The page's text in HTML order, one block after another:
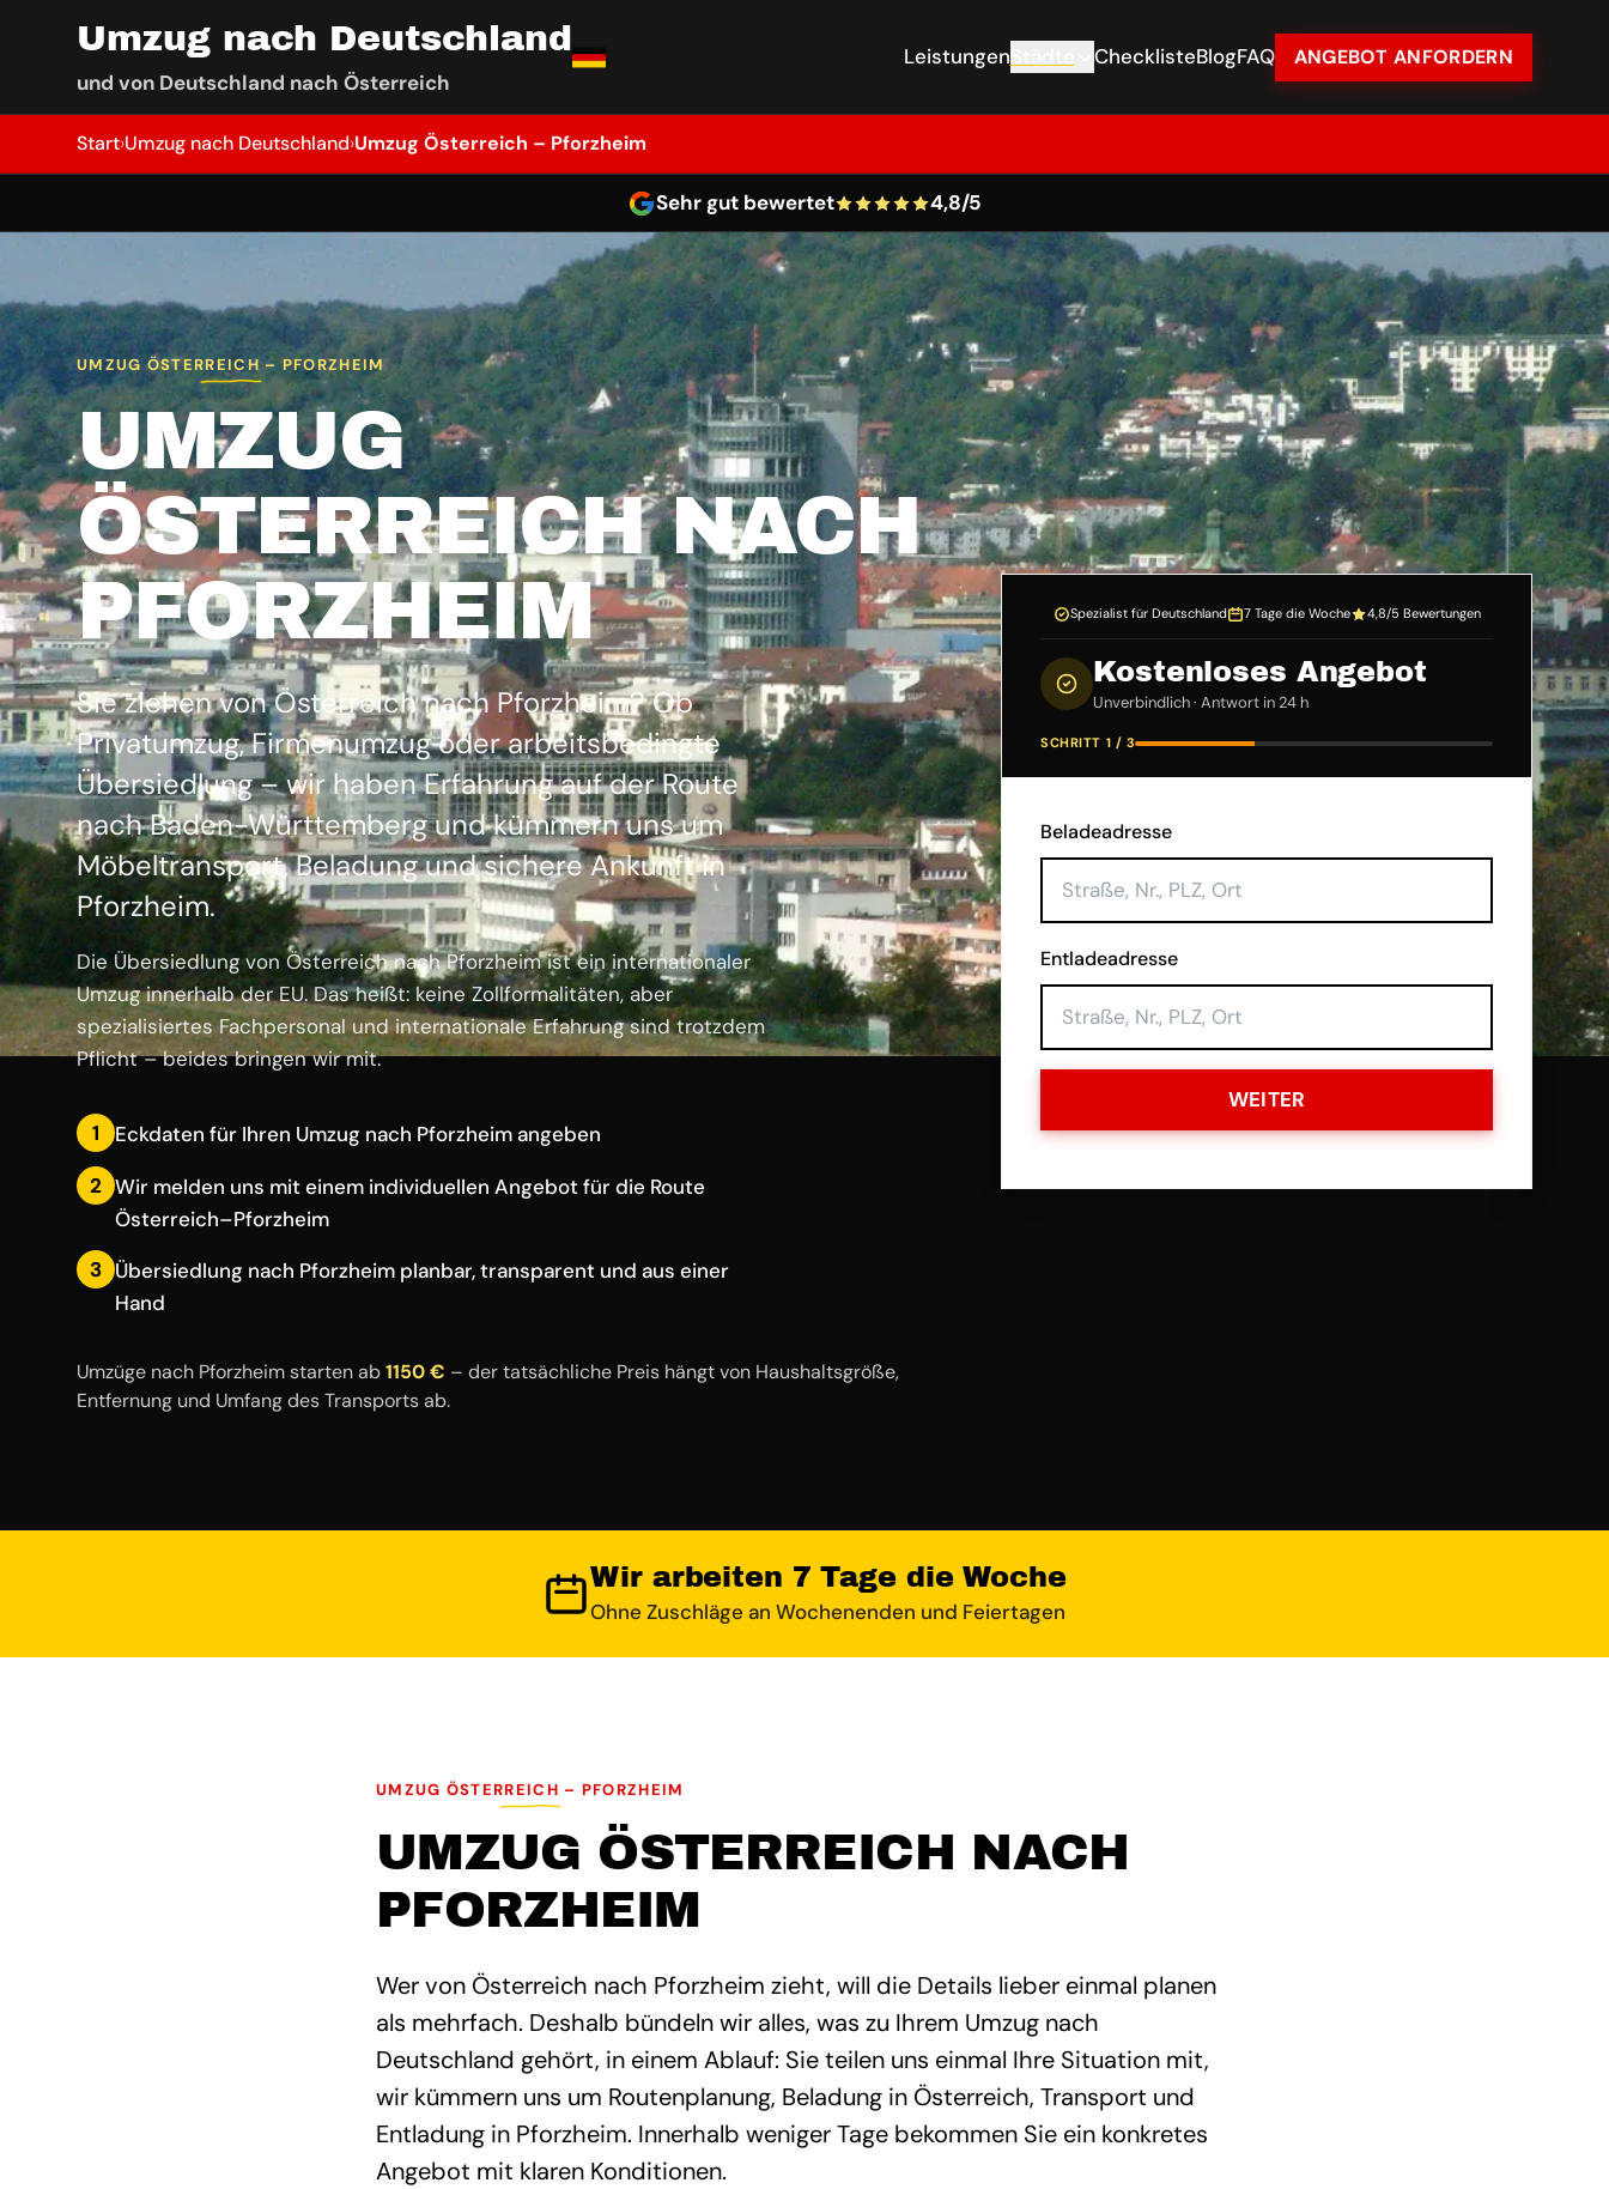
Umzug nach Deutschland
und von Deutschland nach Österreich
Leistungen ChecklisteBlogFAQ ANGEBOT ANFORDERN
Start›Umzug nach Deutschland›Umzug Österreich – Pforzheim
Sehr gut bewertet 4,8/5
UMZUG ÖSTERREICH – PFORZHEIM
UMZUG
ÖSTERREICH NACH
PFORZHEIM
Sie ziehen von Österreich nach Pforzheim? Ob
Privatumzug, Firmenumzug oder arbeitsbedingte
Übersiedlung – wir haben Erfahrung auf der Route
nach Baden-Württemberg und kümmern uns um
Möbeltransport, Beladung und sichere Ankunft in
Pforzheim.
Die Übersiedlung von Österreich nach Pforzheim ist ein internationaler
Umzug innerhalb der EU. Das heißt: keine Zollformalitäten, aber
spezialisiertes Fachpersonal und internationale Erfahrung sind trotzdem
Pflicht – beides bringen wir mit.
1
Eckdaten für Ihren Umzug nach Pforzheim angeben
2 Wir melden uns mit einem individuellen Angebot für die Route
Österreich–Pforzheim
3 Übersiedlung nach Pforzheim planbar, transparent und aus einer
Hand
Umzüge nach Pforzheim starten ab1150 € – der tatsächliche Preis hängt von Haushaltsgröße,
Entfernung und Umfang des Transports ab.
Spezialist für Deutschland 7 Tage die Woche 4,8/5 Bewertungen
Kostenloses Angebot
Unverbindlich · Antwort in 24 h
SCHRITT 1 / 3
Beladeadresse
Entladeadresse
WEITER
Wir arbeiten 7 Tage die Woche
Ohne Zuschläge an Wochenenden und Feiertagen
UMZUG ÖSTERREICH – PFORZHEIM
UMZUG ÖSTERREICH NACH
PFORZHEIM
Wer von Österreich nach Pforzheim zieht, will die Details lieber einmal planen
als mehrfach. Deshalb bündeln wir alles, was zu Ihrem Umzug nach
Deutschland gehört, in einem Ablauf: Sie teilen uns einmal Ihre Situation mit,
wir kümmern uns um Routenplanung, Beladung in Österreich, Transport und
Entladung in Pforzheim. Innerhalb weniger Tage bekommen Sie ein konkretes
Angebot mit klaren Konditionen.